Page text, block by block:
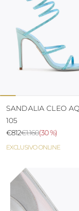
EXCLUSIVO ONLINE
SANDALIA CLEO
105
€1.160
€812 (30 %)